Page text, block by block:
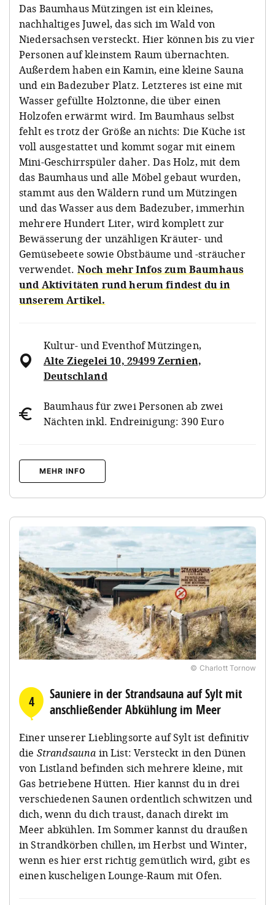
Das Baumhaus Mützingen ist ein kleines,
nachhaltiges Juwel, das sich im Wald von
Niedersachsen versteckt. Hier können bis zu vier
Personen auf kleinstem Raum übernachten.
Außerdem haben ein Kamin, eine kleine Sauna
und ein Badezuber Platz. Letzteres ist eine mit
Wasser gefüllte Holztonne, die über einen
Holzofen erwärmt wird. Im Baumhaus selbst
fehlt es trotz der Größe an nichts: Die Küche ist
voll ausgestattet und kommt sogar mit einem
Mini-Geschirrspüler daher. Das Holz, mit dem
das Baumhaus und alle Möbel gebaut wurden,
stammt aus den Wäldern rund um Mützingen
und das Wasser aus dem Badezuber, immerhin
mehrere Hundert Liter, wird komplett zur
Bewässerung der unzähligen Kräuter- und
Gemüsebeete sowie Obstbäume und -sträucher
verwendet. Noch mehr Infos zum Baumhaus
und Aktivitäten rund herum findest du in
unserem Artikel.
Kultur- und Eventhof Mützingen,
Alte Ziegelei 10, 29499 Zernien,
Deutschland
Baumhaus für zwei Personen ab zwei
Nächten inkl. Endreinigung: 390 Euro
MEHR INFO
© Charlott Tornow
4
Sauniere in der Strandsauna auf Sylt mit
anschließender Abkühlung im Meer
Einer unserer Lieblingsorte auf Sylt ist definitiv
die Strandsauna in List: Versteckt in den Dünen
von Listland befinden sich mehrere kleine, mit
Gas betriebene Hütten. Hier kannst du in drei
verschiedenen Saunen ordentlich schwitzen und
dich, wenn du dich traust, danach direkt im
Meer abkühlen. Im Sommer kannst du draußen
in Strandkörben chillen, im Herbst und Winter,
wenn es hier erst richtig gemütlich wird, gibt es
einen kuscheligen Lounge-Raum mit Ofen.